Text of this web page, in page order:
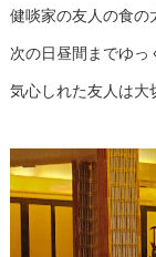
健啖家の友人の食の
次の日昼間までゆっ
気心しれた友人は大